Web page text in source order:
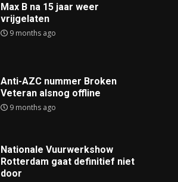
Max B na 15 jaar weer
vrijgelaten
9 months ago
Anti-AZC nummer Broken
Veteran alsnog offline
9 months ago
Nationale Vuurwerkshow
Rotterdam gaat definitief niet
door